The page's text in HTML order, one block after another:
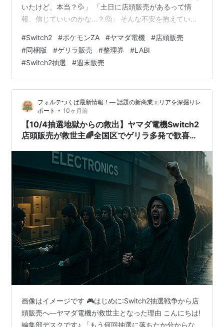
いたけど、本当？💦」 「土日に店頭販売があるって情
報、信じていいのかな…？🤔」 そんな不安を抱えている
ダ電機の各店舗でSwitch2ポケモンZA同梱版が店頭販売
されました！！ しかも、10/17(金)夕方から10/18(土)に
かけて2日連続で在庫が投入されたという目撃情報が続々
と🔥🔥🔥(この記事には一部プロモーションが含まれてい
ます。) リンク元:楽天市場 LABI池袋本店…
#Switch2 #ポケモンZA #ヤマダ電機 #店頭販売
#同梱版 #ゲリラ販売 #整理券 #LABI
#Switch2抽選 #週末販売
フォルテつくば最新情報！— 話題の新商業エリアを深掘りレ
ポート • 10ヶ月前
【10/4抽選地獄からの救出】ヤマダ電機Switch2
店頭販売が救世主🌈全国区でゲリラ多発で歓喜騒
画像はイメージです 🎮はじめに:Switch2抽選戦争から店
頭販売へ―ヤマダ電機が救世主となった理由 こんにちは!
編集部デスクです♪ 「もう何回抽選に落ちたか分からな